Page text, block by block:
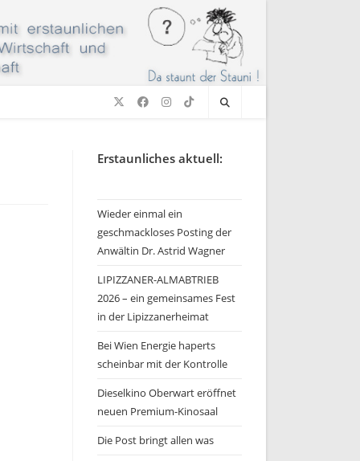
Erstaunliches aktuell:
Wieder einmal ein
geschmackloses Posting der
Anwältin Dr. Astrid Wagner
LIPIZZANER-ALMABTRIEB
2026 – ein gemeinsames Fest
in der Lipizzanerheimat
Bei Wien Energie haperts
scheinbar mit der Kontrolle
Dieselkino Oberwart eröffnet
neuen Premium-Kinosaal
Die Post bringt allen was